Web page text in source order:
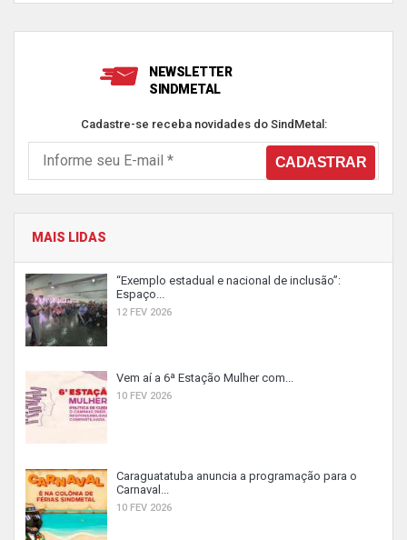
NEWSLETTER
SINDMETAL
Cadastre-se receba novidades do SindMetal:
MAIS LIDAS
“Exemplo estadual e nacional de inclusão”:
Espaço...
12 FEV 2026
Vem aí a 6ª Estação Mulher com...
10 FEV 2026
Caraguatatuba anuncia a programação para o
Carnaval...
10 FEV 2026